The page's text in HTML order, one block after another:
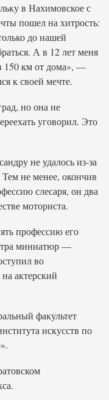
в Нахимовское с
пошел на хитрость:
до нашей
А в 12 лет меня
150 км от дома», —
к своей мечте.
но она не
уговорил. Это
не удалось из-за
не менее, окончив
слесаря, он два
моториста.
профессию его
миниатюр —
во
актерский
факультет
искусств по